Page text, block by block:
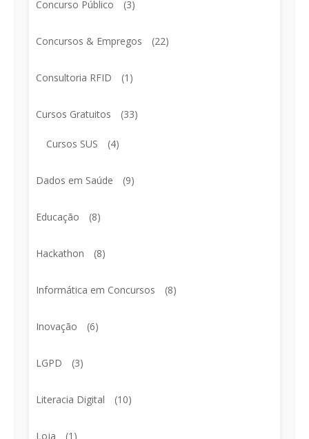
Concurso Público (3)
Concursos & Empregos (22)
Consultoria RFID (1)
Cursos Gratuitos (33)
Cursos SUS (4)
Dados em Saúde (9)
Educação (8)
Hackathon (8)
Informática em Concursos (8)
Inovação (6)
LGPD (3)
Literacia Digital (10)
Loja (1)